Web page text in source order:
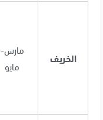
الخريف
مارس-
مايو